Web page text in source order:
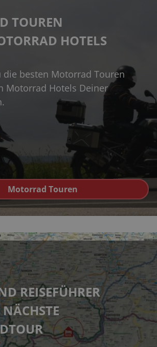
TOUREN
HOTELS
besten Motorrad Touren
Motorrad Hotels Deiner
Motorrad Touren
REISEFÜHRER